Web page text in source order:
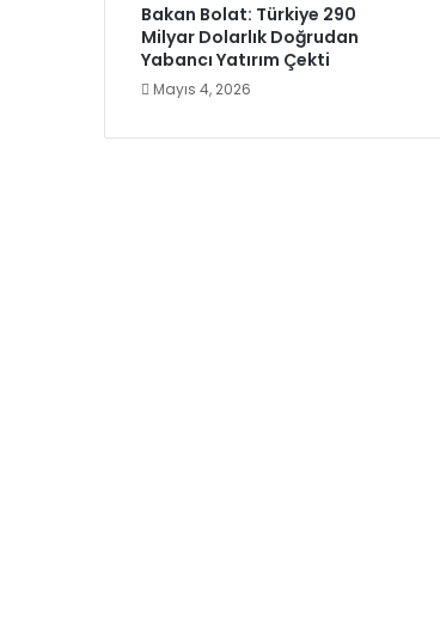
Bakan Bolat: Türkiye 290
Milyar Dolarlık Doğrudan
Yabancı Yatırım Çekti
Mayıs 4, 2026